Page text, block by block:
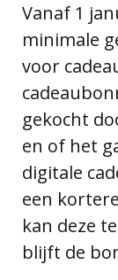
Vanaf 1
minimale
voor
gekocht
en of het
digitale
een
kan deze
blijft de